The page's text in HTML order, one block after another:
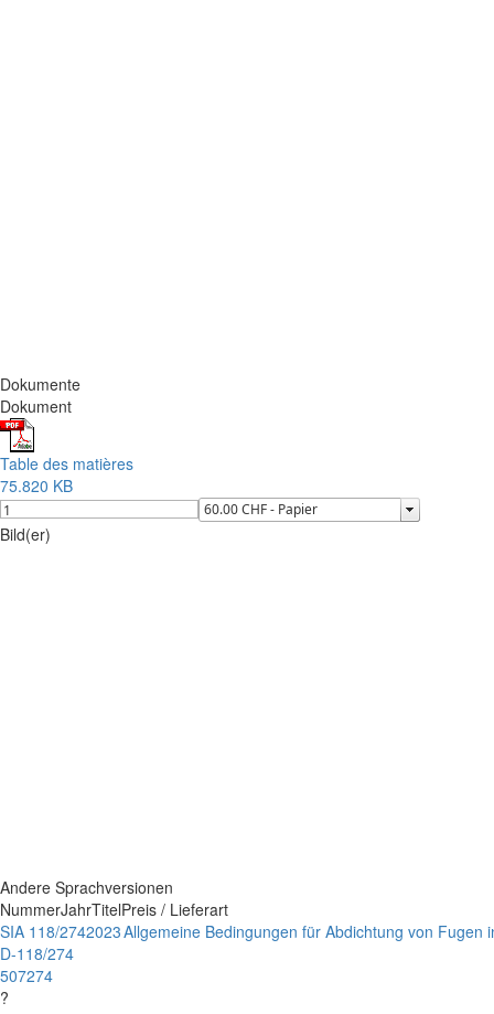
Dokumente
Dokument
Table des matières
75.820 KB
Bild(er)
Andere Sprachversionen
NummerJahrTitelPreis / Lieferart
SIA 118/274
D-118/274
507274
?
2023Allgemeine Bedingungen für Abdichtung von Fugen